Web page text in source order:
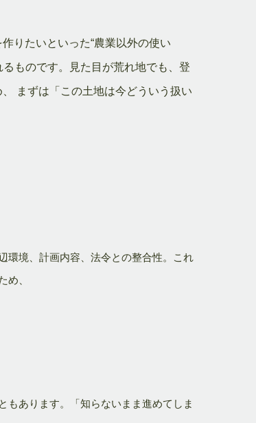
りたいといった“農業以外の使い
ものです。見た目が荒れ地でも、登
まずは「この土地は今どういう扱い
環境、計画内容、法令との整合性。これ
め、
もあります。「知らないまま進めてしま